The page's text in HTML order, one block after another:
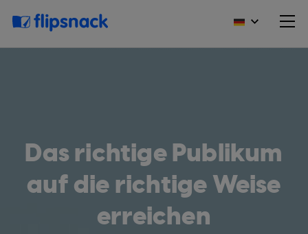
Das richtige Publikum
auf die richtige Weise
erreichen